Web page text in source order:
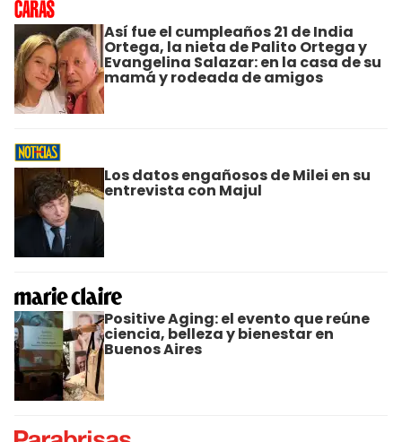
Así fue el cumpleaños 21 de India
Ortega, la nieta de Palito Ortega y
Evangelina Salazar: en la casa de su
mamá y rodeada de amigos
Los datos engañosos de Milei en su
entrevista con Majul
Positive Aging: el evento que reúne
ciencia, belleza y bienestar en
Buenos Aires